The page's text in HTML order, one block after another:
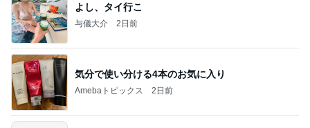
よし、タイ行こ
与儀大介 2日前
気分で使い分ける4本のお気に入り
Amebaトピックス 2日前